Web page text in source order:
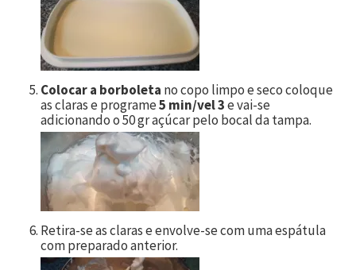
Colocar a borboleta no copo limpo e seco coloque
as claras e programe5 min/vel 3e vai-se
adicionando o 50 gr açúcar pelo bocal da tampa.
Retira-se as claras e envolve-se com uma espátula
com preparado anterior.